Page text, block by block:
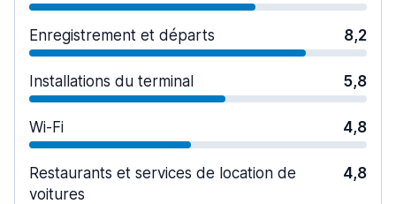
Enregistrement et départs 8,2
Installations du terminal 5,8
Wi-Fi 4,8
Restaurants et services de location de
voitures
4,8